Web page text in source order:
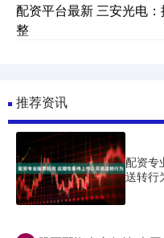
配资平台最新 三安光电
整
推荐资讯
配资专
送转行